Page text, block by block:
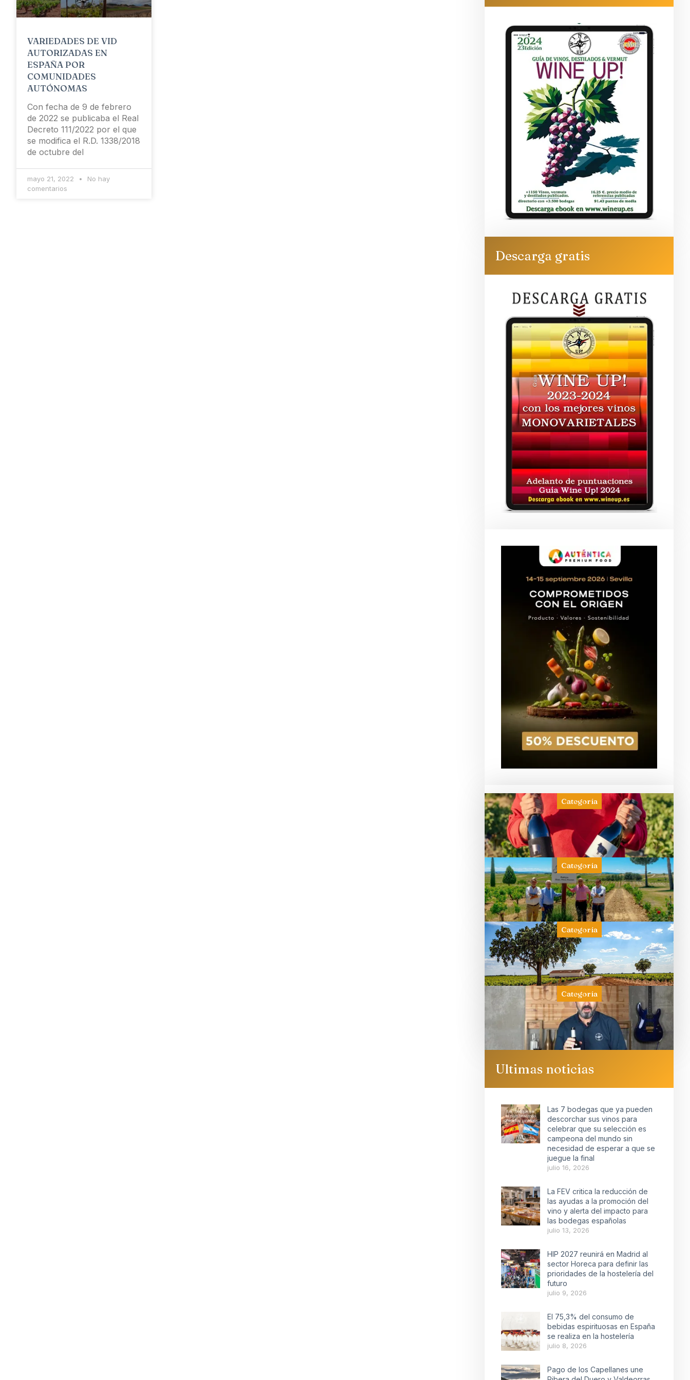
VARIEDADES DE VID
AUTORIZADAS EN
ESPAÑA POR
COMUNIDADES
AUTÓNOMAS
Con fecha de 9 de febrero
de 2022 se publicaba el Real
Decreto 111/2022 por el que
se modifica el R.D. 1338/2018
de octubre del
mayo 21, 2022
No hay
comentarios
Descarga gratis
Categoría
Categoría
Categoría
Categoría
Ultimas noticias
Las 7 bodegas que ya pueden
descorchar sus vinos para
celebrar que su selección es
campeona del mundo sin
necesidad de esperar a que se
juegue la final
julio 16, 2026
La FEV critica la reducción de
las ayudas a la promoción del
vino y alerta del impacto para
las bodegas españolas
julio 13, 2026
HIP 2027 reunirá en Madrid al
sector Horeca para definir las
prioridades de la hostelería del
futuro
julio 9, 2026
El 75,3% del consumo de
bebidas espirituosas en España
se realiza en la hostelería
julio 8, 2026
Pago de los Capellanes une